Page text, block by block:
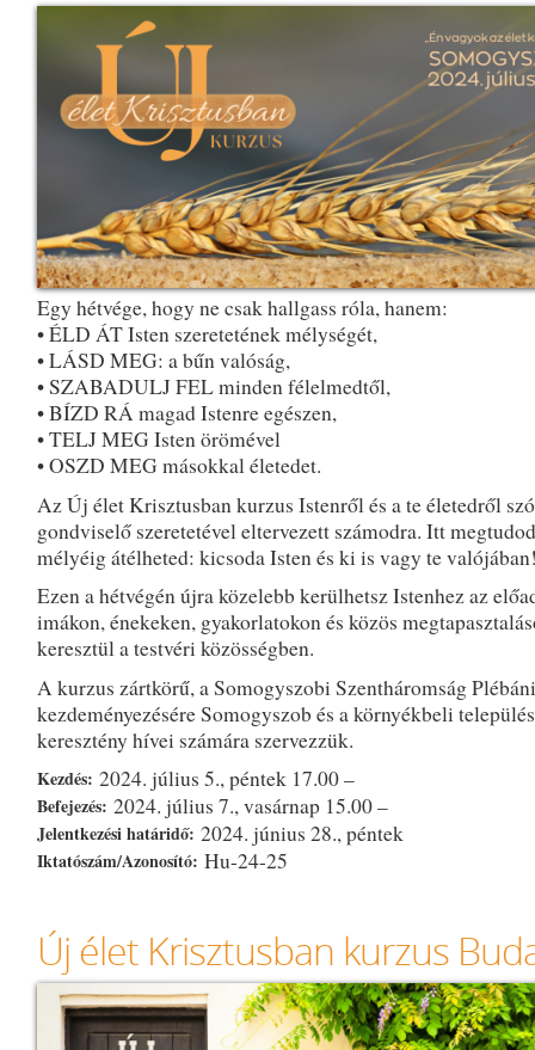
Egy hétvége, hogy ne csak hallgass róla, hanem:
• ÉLD ÁT Isten szeretetének mélységét,
• LÁSD MEG: a bűn valóság,
• SZABADULJ FEL minden félelmedtől,
• BÍZD RÁ magad Istenre egészen,
• TELJ MEG Isten örömével
• OSZD MEG másokkal életedet.
Az Új élet Krisztusban kurzus Istenről és a te életedről
gondviselő szeretetével eltervezett számodra. Itt
mélyéig átélheted: kicsoda Isten és ki is vagy te
Ezen a hétvégén újra közelebb kerülhetsz Istenhez az
imákon, énekeken, gyakorlatokon és közös
keresztül a testvéri közösségben.
A kurzus zártkörű, a Somogyszobi Szentháromság
kezdeményezésére Somogyszob és a környékbeli
keresztény hívei számára szervezzük.
Kezdés: 2024. július 5., péntek 17.00 –
Befejezés: 2024. július 7., vasárnap 15.00 –
Jelentkezési határidő: 2024. június 28., péntek
Iktatószám/Azonosító: Hu-24-25
Új élet Krisztusban kurzus